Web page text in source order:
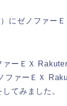
にゼノファー
ァーＥＸ
ァーＥＸ
てみました。